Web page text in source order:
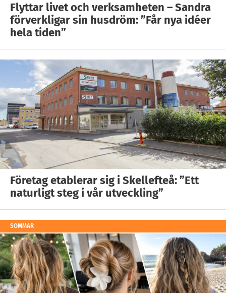
Flyttar livet och verksamheten – Sandra
förverkligar sin husdröm: ”Får nya idéer
hela tiden”
Företag etablerar sig i Skellefteå: ”Ett
naturligt steg i vår utveckling”
SOMMAR